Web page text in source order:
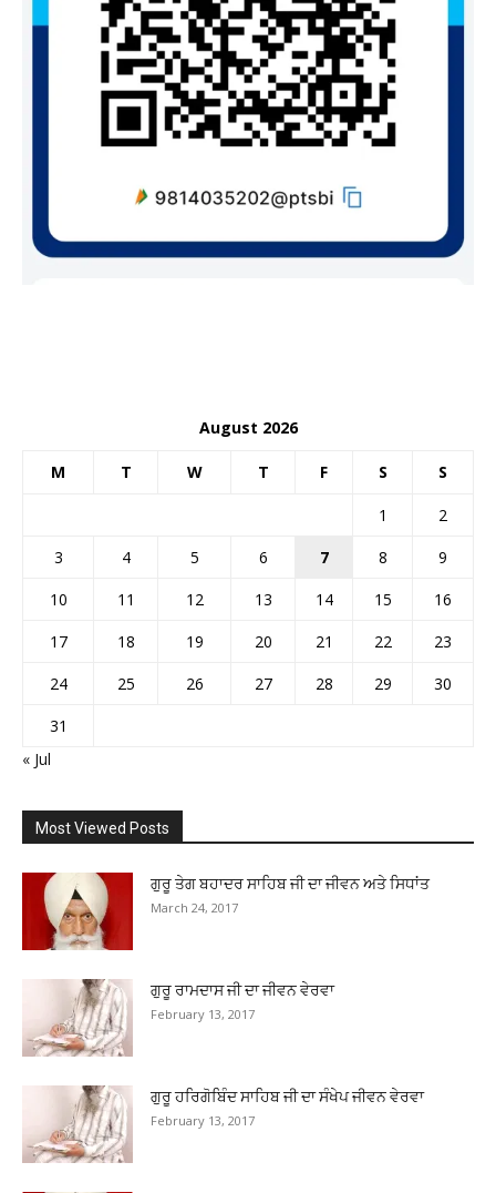
August 2026
M T W T F S S
1
2
3
4 5 6 7 8
9
10
11 12 13 14 15
16
17
18 19 20 21 22
23
24
25 26 27 28 29
30
31
« Jul
Most Viewed Posts
ਗੁਰੂ ਤੇਗ ਬਹਾਦਰ ਸਾਹਿਬ ਜੀ ਦਾ ਜੀਵਨ ਅਤੇ ਸਿਧਾਂਤ
March 24, 2017
ਗੁਰੂ ਰਾਮਦਾਸ ਜੀ ਦਾ ਜੀਵਨ ਵੇਰਵਾ
February 13, 2017
ਗੁਰੂ ਹਰਿਗੋਬਿੰਦ ਸਾਹਿਬ ਜੀ ਦਾ ਸੰਖੇਪ ਜੀਵਨ ਵੇਰਵਾ
February 13, 2017